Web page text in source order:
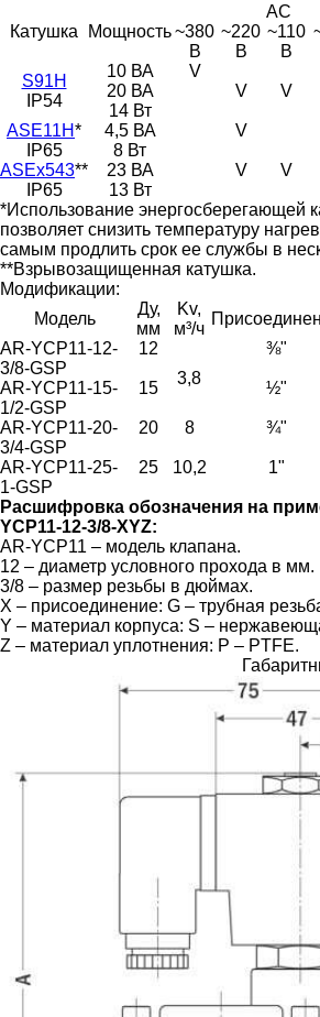
Катушка Мощность
AC
~380
В
~220
В
~110
В
S91H
IP54
10 ВА V
20 ВА
V V
14 Вт
ASE11H*
IP65
4,5 ВА
V
8 Вт
ASEx543**
IP65
23 ВА V V
13 Вт
*Использование энергосберегающей
позволяет снизить температуру
самым продлить срок ее службы в
**Взрывозащищенная катушка.
Модификации:
Модель
Ду,
мм
Kv,
м³/ч
AR-YCP11-12-
3/8-GSP
12
3,8
⅜"
AR-YCP11-15-
1/2-GSP
15 ½"
AR-YCP11-20-
3/4-GSP
20 8 ¾"
AR-YCP11-25-
1-GSP
25 10,2 1"
Расшифровка обозначения на
YCP11-12-3/8-XYZ:
AR-YCP11 – модель клапана.
12 – диаметр условного прохода в мм.
3/8 – размер резьбы в дюймах.
X – присоединение: G – трубная
Y – материал корпуса: S –
Z – материал уплотнения: P – PTFE.